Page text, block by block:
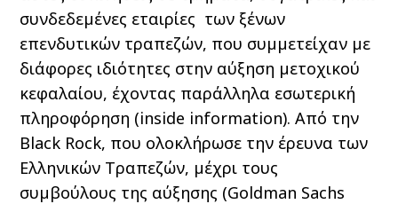
συνδεδεμένες εταιρίες των ξένων
επενδυτικών τραπεζών, που συμμετείχαν με
διάφορες ιδιότητες στην αύξηση μετοχικού
κεφαλαίου, έχοντας παράλληλα εσωτερική
πληροφόρηση (inside information). Από την
Black Rock, που ολοκλήρωσε την έρευνα των
Ελληνικών Τραπεζών, μέχρι τους
συμβούλους της αύξησης (Goldman Sachs